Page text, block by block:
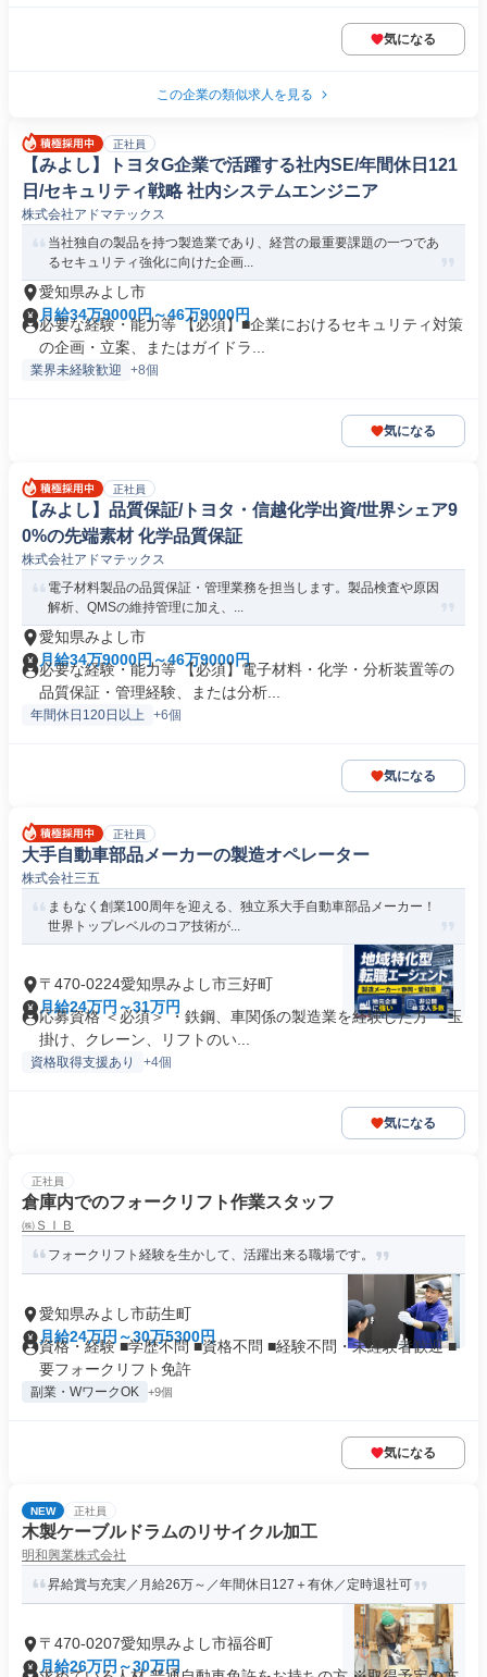
気になる
この企業の類似求人を見る
正社員
【みよし】トヨタG企業で活躍する社内SE/年間休日121
日/セキュリティ戦略 社内システムエンジニア
株式会社アドマテックス
当社独自の製品を持つ製造業であり、経営の最重要課題の一つであ
るセキュリティ強化に向けた企画...
愛知県みよし市
月給34万9000円～46万9000円
必要な経験・能力等 【必須】■企業におけるセキュリティ対策
の企画・立案、またはガイドラ...
業界未経験歓迎 +8個
気になる
正社員
【みよし】品質保証/トヨタ・信越化学出資/世界シェア9
0%の先端素材 化学品質保証
株式会社アドマテックス
電子材料製品の品質保証・管理業務を担当します。製品検査や原因
解析、QMSの維持管理に加え、...
愛知県みよし市
月給34万9000円～46万9000円
必要な経験・能力等 【必須】電子材料・化学・分析装置等の
品質保証・管理経験、または分析...
年間休日120日以上 +6個
気になる
正社員
大手自動車部品メーカーの製造オペレーター
株式会社三五
まもなく創業100周年を迎える、独立系大手自動車部品メーカー！
世界トップレベルのコア技術が...
〒470-0224愛知県みよし市三好町
月給24万円～31万円
応募資格 ＜必須＞ ・鉄鋼、車関係の製造業を経験した方 ・玉
掛け、クレーン、リフトのい...
資格取得支援あり +4個
気になる
正社員
倉庫内でのフォークリフト作業スタッフ
㈱ＳＩＢ
フォークリフト経験を生かして、活躍出来る職場です。
愛知県みよし市莇生町
月給24万円～30万5300円
資格・経験 ■学歴不問 ■資格不問 ■経験不問・未経験者歓迎 ■
要フォークリフト免許
副業・WワークOK +9個
気になる
NEW 正社員
木製ケーブルドラムのリサイクル加工
明和興業株式会社
昇給賞与充実／月給26万～／年間休日127＋有休／定時退社可
〒470-0207愛知県みよし市福谷町
月給26万円～30万円